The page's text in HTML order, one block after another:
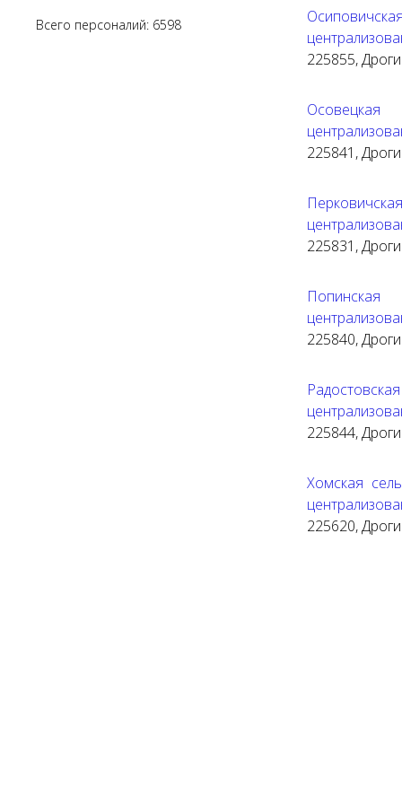
Всего персоналий: 6598
225855,
225841,
225831,
225840,
225844,
Хомская
225620,